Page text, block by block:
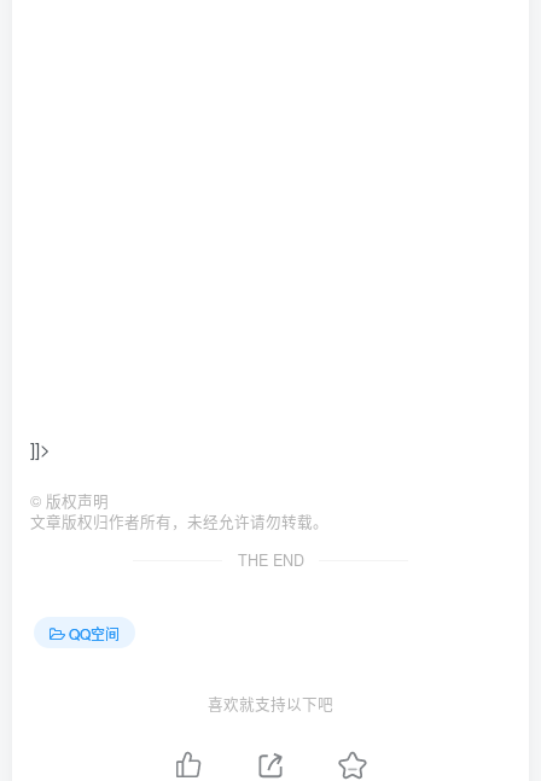
]]>
© 版权声明
文章版权归作者所有，未经允许请勿转载。
THE END
QQ空间
喜欢就支持以下吧